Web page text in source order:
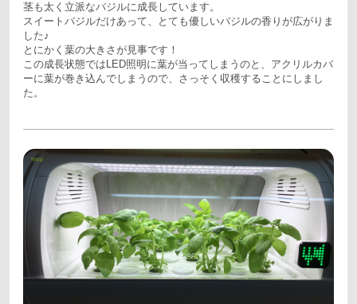
茎も太く立派なバジルに成長しています。
スイートバジルだけあって、とても優しいバジルの香りが広がりま
した♪
とにかく葉の大きさが見事です！
この成長状態ではLED照明に葉が当ってしまうのと、アクリルカバ
ーに葉が巻き込んでしまうので、さっそく収穫することにしまし
た。